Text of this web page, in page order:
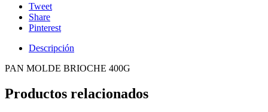
Tweet
Share
Pinterest
Descripción
PAN MOLDE BRIOCHE 400G
Productos relacionados